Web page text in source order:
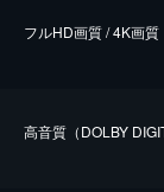
フルHD画質 / 4K画質
⾼⾳質（DOLBY